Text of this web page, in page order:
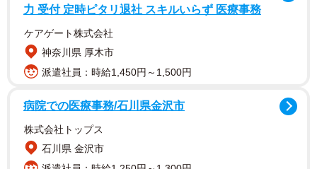
力 受付 定時ピタリ退社 スキルいらず 医療事務
ケアゲート株式会社
神奈川県 厚木市
派遣社員：時給1,450円～1,500円
病院での医療事務/石川県金沢市
株式会社トップス
石川県 金沢市